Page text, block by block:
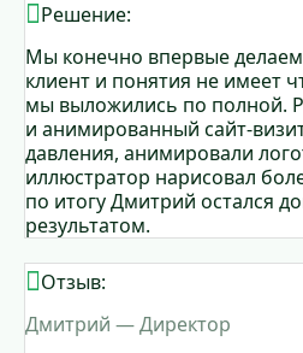
Решение:
Мы конечно впервые делаем
клиент и понятия не имеет
мы выложились по полной.
и анимированный сайт-
давления, анимировали
иллюстратор нарисовал
по итогу Дмитрий остался
результатом.
Отзыв:
Дмитрий — Директор